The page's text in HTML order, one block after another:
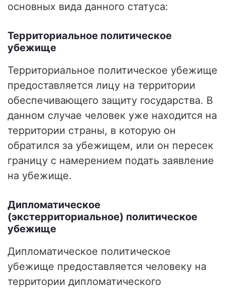
основных вида данного статуса:
Территориальное политическое
убежище
Территориальное политическое убежище
предоставляется лицу на территории
обеспечивающего защиту государства. В
данном случае человек уже находится на
территории страны, в которую он
обратился за убежищем, или он пересек
границу с намерением подать заявление
на убежище.
Дипломатическое
(экстерриториальное) политическое
убежище
Дипломатическое политическое
убежище предоставляется человеку на
территории дипломатического